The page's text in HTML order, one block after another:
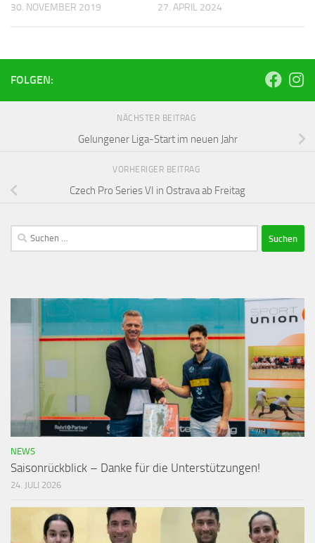
30. NOVEMBER 2019 27. APRIL 2024
FOLGEN:
NÄCHSTER BEITRAG
Gelungener Liga-Start im neuen Jahr
VORHERIGER BEITRAG
Czech Pro Series VI in Ostrava ab Freitag
NEWS
Saisonrückblick – Danke für die Unterstützungen!
24. JULI 2026